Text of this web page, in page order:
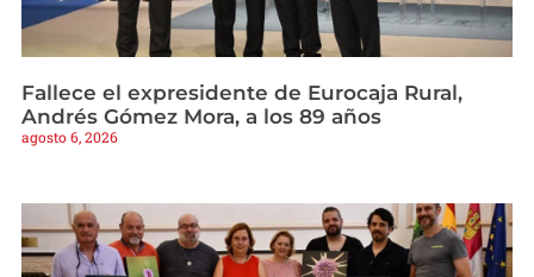
Fallece el expresidente de Eurocaja Rural,
Andrés Gómez Mora, a los 89 años
agosto 6, 2026